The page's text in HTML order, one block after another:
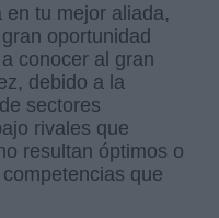
tu mejor aliada,
oportunidad
conocer al gran
debido a la
sectores
rivales que
resultan óptimos o
que